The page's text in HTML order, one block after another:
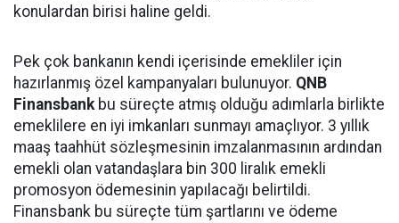
konulardan birisi haline geldi.
Pek çok bankanın kendi içerisinde emekliler için
hazırlanmış özel kampanyaları bulunuyor. QNB
Finansbankbu süreçte atmış olduğu adımlarla birlikte
emeklilere en iyi imkanları sunmayı amaçlıyor. 3 yıllık
maaş taahhüt sözleşmesinin imzalanmasının ardından
emekli olan vatandaşlara bin 300 liralık emekli
promosyon ödemesinin yapılacağı belirtildi.
Finansbank bu süreçte tüm şartlarını ve ödeme